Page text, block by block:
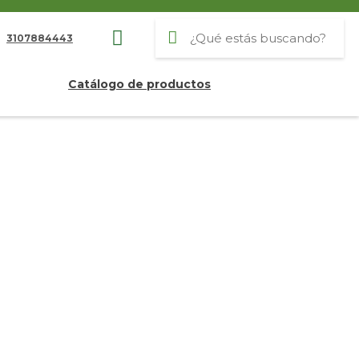
3107884443
Catálogo de productos